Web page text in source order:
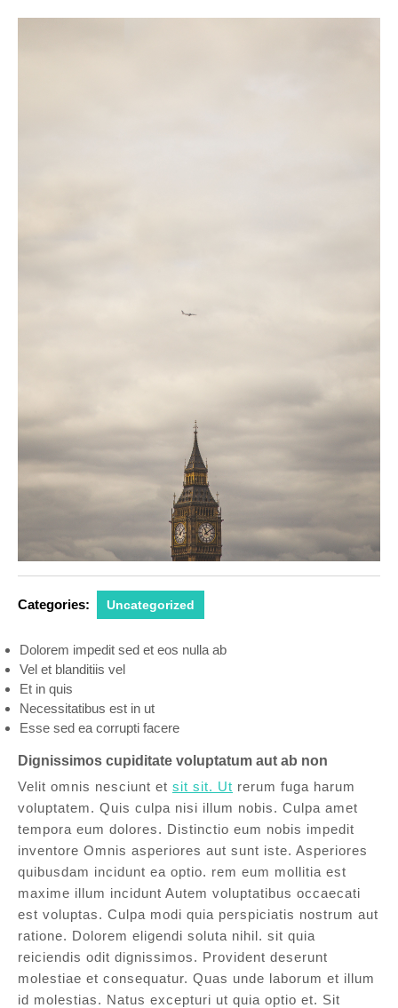
Categories: Uncategorized
Dolorem impedit sed et eos nulla ab
Vel et blanditiis vel
Et in quis
Necessitatibus est in ut
Esse sed ea corrupti facere
Dignissimos cupiditate voluptatum aut ab non
Velit omnis nesciunt et sit sit. Ut rerum fuga harum
voluptatem. Quis culpa nisi illum nobis. Culpa amet
tempora eum dolores. Distinctio eum nobis impedit
inventore Omnis asperiores aut sunt iste. Asperiores
quibusdam incidunt ea optio. rem eum mollitia est
maxime illum incidunt Autem voluptatibus occaecati
est voluptas. Culpa modi quia perspiciatis nostrum aut
ratione. Dolorem eligendi soluta nihil. sit quia
reiciendis odit dignissimos. Provident deserunt
molestiae et consequatur. Quas unde laborum et illum
id molestias. Natus excepturi ut quia optio et. Sit